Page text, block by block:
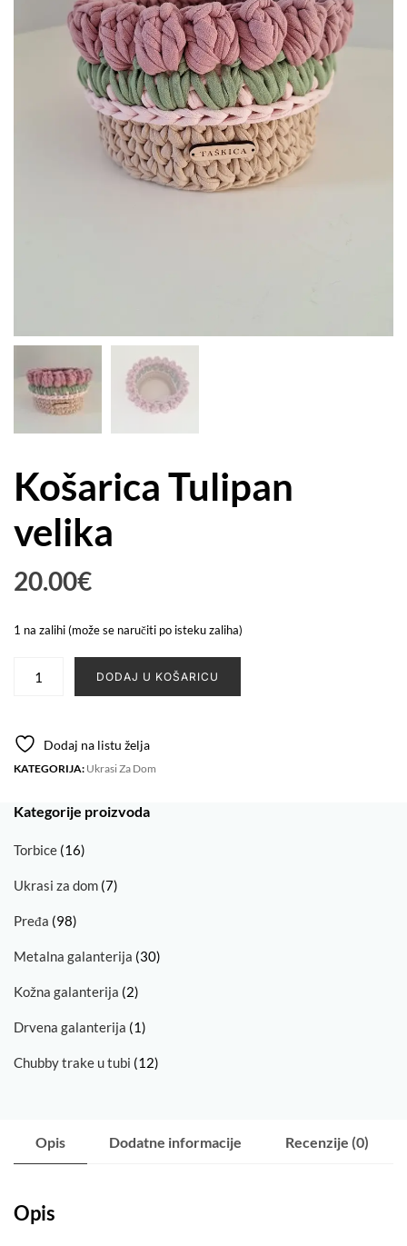
Košarica Tulipan
velika
20.00€
1 na zalihi (može se naručiti po isteku zaliha)
količina
DODAJ U KOŠARICU
Dodaj na listu želja
KATEGORIJA: Ukrasi Za Dom
Kategorije proizvoda
Torbice (16)
Ukrasi za dom (7)
Pređa (98)
Metalna galanterija (30)
Kožna galanterija (2)
Drvena galanterija (1)
Chubby trake u tubi (12)
Opis Dodatne informacije Recenzije (0)
Opis